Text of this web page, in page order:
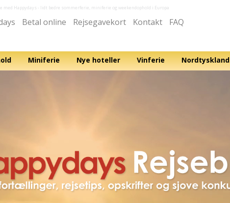
med Happydays - lidt bedre sommerferie, miniferie og weekendophold i Europa
Betal online Rejsegavekort Kontakt FAQ
Miniferie Nye hoteller Vinferie Nordtyskland